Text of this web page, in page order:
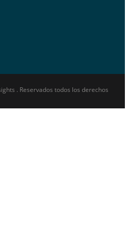
. Reservados todos los derechos